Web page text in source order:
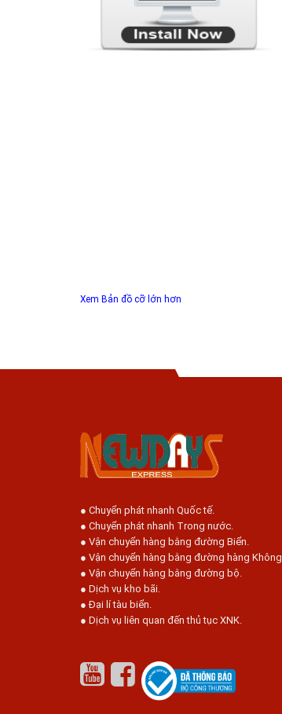
Xem Bản đồ cỡ lớn hơn
● Chuyển phát nhanh Quốc tế.
● Chuyển phát nhanh Trong nước.
● Vận chuyển hàng bằng đường Biển.
● Vận chuyển hàng bằng đường hàng Không.
● Vận chuyển hàng bằng đường bộ.
● Dịch vụ kho bãi.
● Đại lí tàu biển.
● Dịch vụ liên quan đến thủ tục XNK.